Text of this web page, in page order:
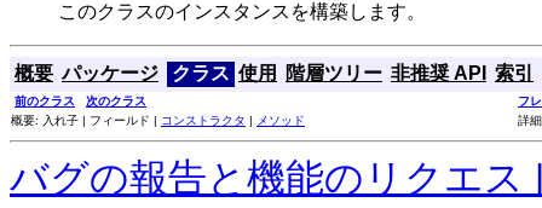
このクラスのインスタンスを構築します。
概要 パッケージ クラス 使用 階層ツリー 非推奨 API 索引
前のクラス 次のクラス
フ
概要: 入れ子 | フィールド | コンストラクタ | メソッド 詳
バグの報告と機能のリクエス